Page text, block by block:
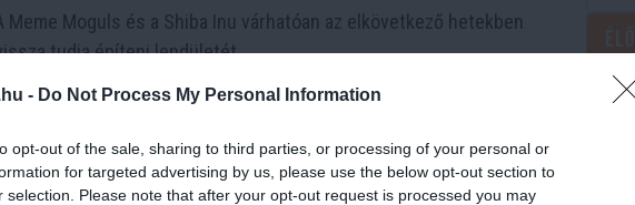
- Do Not Process My Personal Information
opt-out of the sale, sharing to third parties, or processing of your personal or
for targeted advertising by us, please use the below opt-out section to
selection. Please note that after your opt-out request is processed you may
Meme Moguls és a Shiba Inu várhatóan az elkövetkező hetekben
tudja építeni lendületét.
Shiba Inu tokent halmoz fel
„trilliomosává” vált. Az Etherscan adatai szerint egy Shiba Inu
szerint 10,66 millió dollárt ér a cikk írásakor.